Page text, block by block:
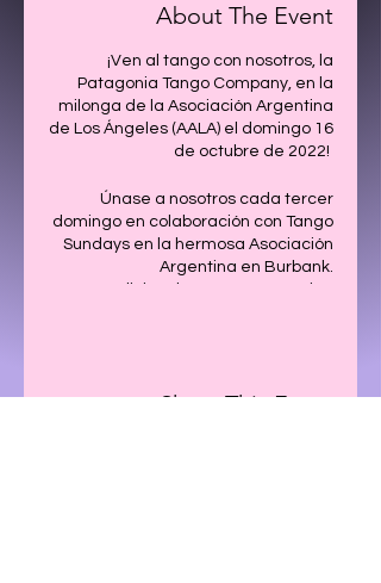
About The Event
¡Ven al tango con nosotros, la
Patagonia Tango Company, en la
milonga de la Asociación Argentina
de Los Ángeles (AALA) el domingo 16
de octubre de 2022!
Únase a nosotros cada tercer
domingo en colaboración con Tango
Sundays en la hermosa Asociación
Argentina en Burbank.
Share This Event